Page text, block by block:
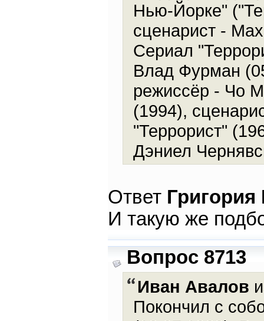
Нью-Йорке"
сценарист -
Сериал
Влад Фурман
режиссёр - Чо
(1994),
"Террорист"
Дэниел
Ответ
И такую же
Вопрос 8713
Иван Авалов
Покончил с